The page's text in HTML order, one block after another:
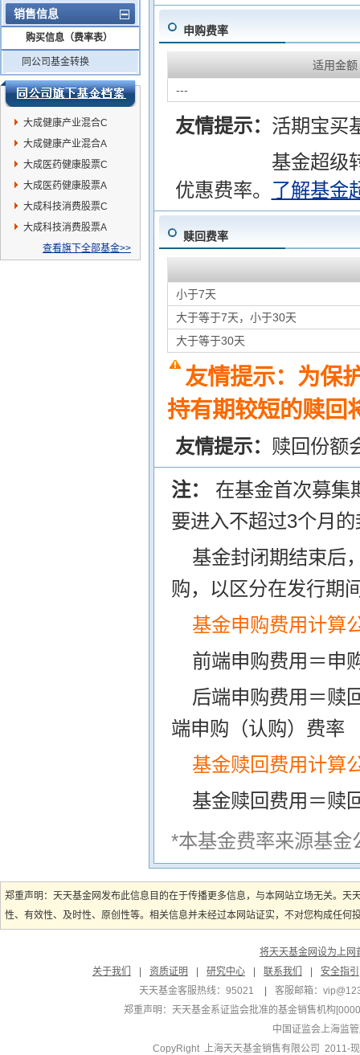
销售信息
购买信息（费率表）
同公司基金转换
大成健康产业混合C
大成健康产业混合A
大成医药健康股票C
大成医药健康股票A
大成科技消费股票C
大成科技消费股票A
查看旗下全部基金>>
申购费率
适用金额
---
友情提示： 活期宝买
基金超级
优惠费率。 了解基金
赎回费率
小于7天
大于等于7天，小于30天
大于等于30天
友情提示：为保
持有期较短的赎回
友情提示： 赎回份额
注： 在基金首次募集
要进入不超过3个月
基金封闭期结束后
购，以区分在发行期
基金申购费用计算
前端申购费用＝申
后端申购费用＝赎
端申购（认购）费率
基金赎回费用计算
基金赎回费用＝赎
*本基金费率来源基
郑重声明：天天基金网发布此信息目的在于传播更多信息，与本网站立场无关。
性、有效性、及时性、原创性等。相关信息并未经过本网站证实，不对您构成任
将天天基金网设为上网
关于我们
资质证明 研究中心 联系我们
安全指引
天天基金客服热线：95021
客服邮箱：
郑重声明： 天天基金系证监会批准的基金销售机构
中国证监会上海监
CopyRight 上海天天基金销售有限公司 2011-